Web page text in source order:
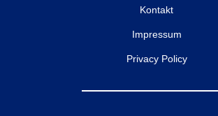
Kontakt
Impressum
Privacy Policy